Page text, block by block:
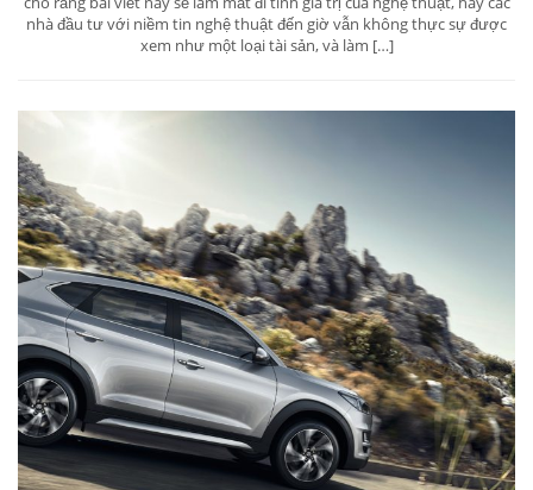
nhà đầu tư với niềm tin nghệ thuật đến giờ vẫn không thực sự được
xem như một loại tài sản, và làm […]